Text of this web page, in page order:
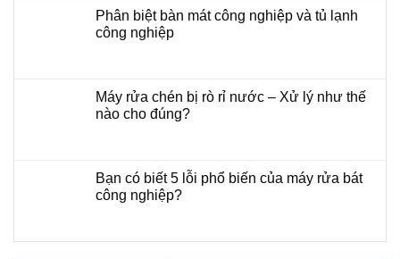
Phân biệt bàn mát công nghiệp và tủ lạnh
công nghiệp
Máy rửa chén bị rò rỉ nước – Xử lý như thế
nào cho đúng?
Bạn có biết 5 lỗi phổ biến của máy rửa bát
công nghiệp?